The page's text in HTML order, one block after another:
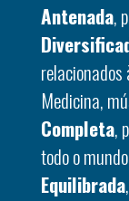
Antenada,
relacionados
Medicina,
Completa,
todo o
Equilibrada